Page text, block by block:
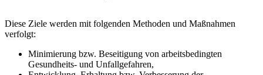
Diese Ziele werden mit folgenden Methoden und Maßnahmen
verfolgt:
Minimierung bzw. Beseitigung von arbeitsbedingten
Gesundheits- und Unfallgefahren,